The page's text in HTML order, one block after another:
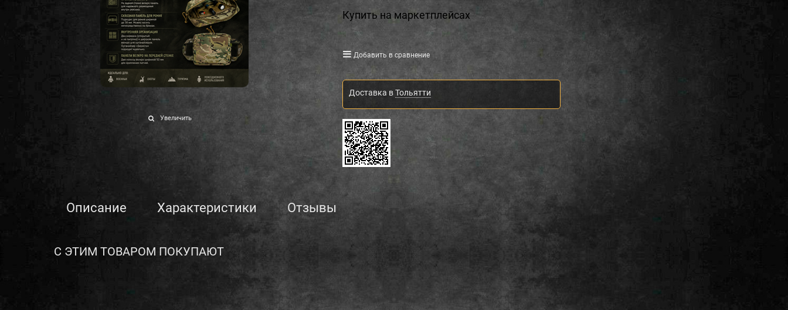
Увеличить
Купить на маркетплейсах
Добавить в сравнение
Доставка вТольятти
Описание Характеристики Отзывы
С ЭТИМ ТОВАРОМ ПОКУПАЮТ